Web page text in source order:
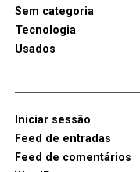
Sem categoria
Tecnologia
Usados
Iniciar sessão
Feed de entradas
Feed de comentários